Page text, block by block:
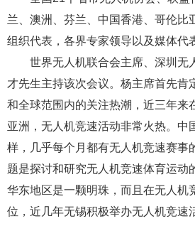
兰、澳洲、芬兰、中国香港、哥伦比
组织代表，各界专家领导以及媒体代
世界无人机联合会主席、深圳无
才先生主持该次会议。杨主席首先肯
和全球范围内的关注热潮，近三年来
亚洲，无人机竞速活动非常火热。中
样，几乎每个月都有无人机竞速赛事
题是探讨和研究无人机竞速体育运动
华东地区是一颗明珠，而且在无人机
位，近几年无锡积极举办无人机竞速